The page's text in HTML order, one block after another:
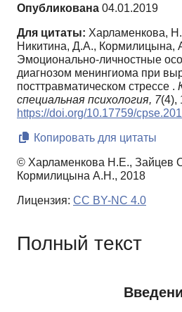
Опубликована 04.01.2019
Для цитаты: Харламенкова,
Никитина, Д.А., Кормилицына,
Эмоционально-личностные
диагнозом менингиома при
посттравматическом стрессе .
специальная психология, 7(4),
https://doi.org/10.17759/
Копировать для цитаты
© Харламенкова Н.Е., Зайцев
Кормилицына А.Н., 2018
Лицензия: CC BY-NC 4.0
Полный текст